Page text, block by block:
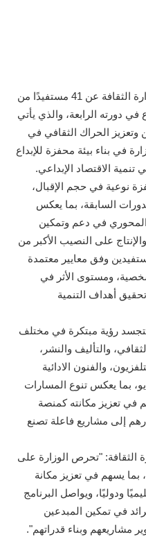
أبوظبي، 25 ديسمبر 2025: أعلنت وزارة الثقافة عن 41 مستفيدًا من
في دورته الرابعة، والذي يأتي
الحراك الثقافي في
في بناء بيئة محفزة للإبداع
الاقتصاد الإبداعي.
نوعية في حجم الإقبال،
% مقارنةً بالدورات السابقة، بما يعكس
المحوري في دعم وتمكين
على النصيب الأكبر من
وفق معايير معتمدة
ومستوى الأثر في
أهداف التنمية
رؤية مبتكرة في مختلف
والتأليف والنشر،
والفنون الادائية
بما يعكس تنوع المسارات
في تعزيز مكانته كمنصة
إلى مشاريع فاعلة تصنع
الثقافة: "تحرص الوزارة على
يسهم في تعزيز مكانة
ودوليًا، ويواصل البرنامج
في تمكين المبدعين
مشاريعهم وبناء قدراتهم".